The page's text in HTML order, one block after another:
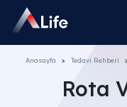
Anasayfa Tedavi Rehberi
Rota